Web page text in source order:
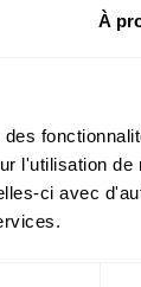
À
l'utilisation de
ci avec